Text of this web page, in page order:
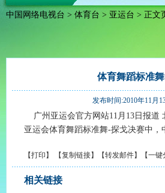
中国网络电视台 > 体育台 > 亚运台 > 正文
体育舞蹈标准
发布时间:2010年11月
广州亚运会官方网站11月13日报道
亚运会体育舞蹈标准舞-探戈决赛中
【打印 】 【复制链接】【转发邮件】 【一
相关链接